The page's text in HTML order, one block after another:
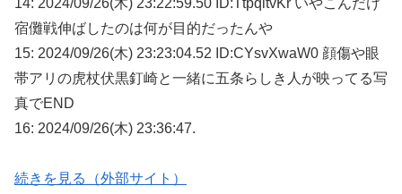
宿儺戦伸ばしたのは何が目的だったんや
15: 2024/09/26(木) 23:23:04.52 ID:CYsvXwaW0 顔傷や眼
帯アリの虎杖伏黒釘崎と一緒に五条らしき人が映ってる写
真でEND
16: 2024/09/26(木) 23:36:47.
続きを見る（外部サイト）